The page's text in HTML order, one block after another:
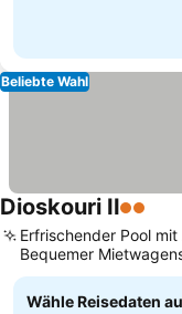
Beliebte Wahl
Dioskouri II2 Sterne
Erfrischender Pool mit
Bequemer
Wähle Reisedaten